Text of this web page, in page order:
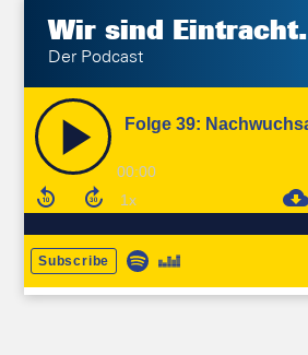
Wir sind Eintracht.
Der Podcast